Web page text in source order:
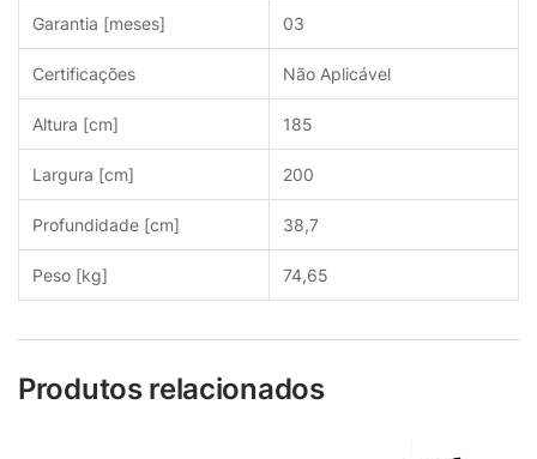
Garantia [meses] 03
Certificações Não Aplicável
Altura [cm] 185
Largura [cm] 200
Profundidade [cm] 38,7
Peso [kg] 74,65
Produtos relacionados